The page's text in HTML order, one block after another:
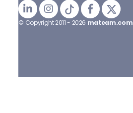
© Copyright 2011 - 2026 mateam.com